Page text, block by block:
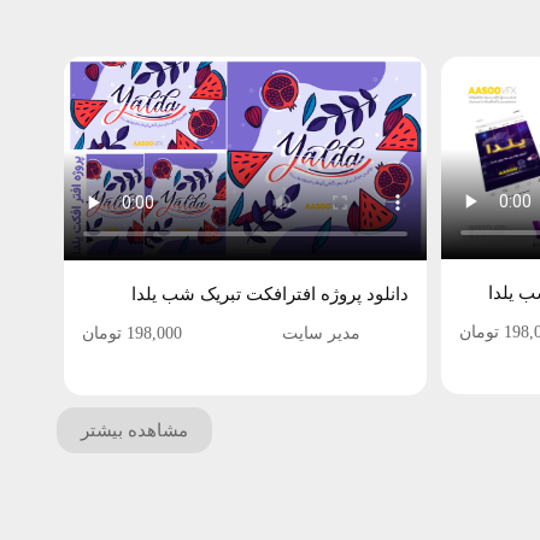
یلدا
تومان
دانلود پروژه افترافکت تبریک شب یلدا
مدیر سایت 198,000 تومان
مشاهده بیشتر